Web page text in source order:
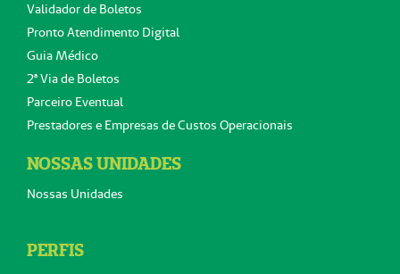
Validador de Boletos
Pronto Atendimento Digital
Guia Médico
2ª Via de Boletos
Parceiro Eventual
Prestadores e Empresas de Custos Operacionais
NOSSAS UNIDADES
Nossas Unidades
PERFIS